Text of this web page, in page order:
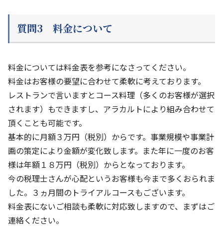
質問3 料金について
料金については料金表を参考になさってください。
料金はお客様の要望に合わせて柔軟に考えております。
レストランで言いますとコース料理（多くのお客様が選択
されます）もできますし、アラカルトにより組み合わせて
頂くことも可能です。
基本的に月額３万円（税別）からです。事業規模や事業計
画の策定により金額が変化致します。また年に一度のお客
様は年額１８万円（税別）からとなっております。
今の税理士さんが心配というお客様も今まで多くおられま
した。３ヵ月間のトライアルコースもございます。
料金表にないご相談も柔軟に対応致しますので、まずはご
連絡ください。